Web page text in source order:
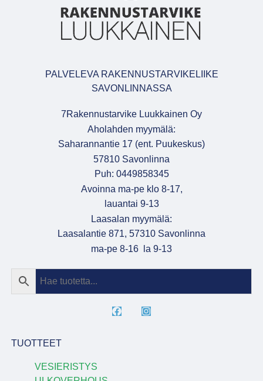
PALVELEVA RAKENNUSTARVIKELIIKE
SAVONLINNASSA
7Rakennustarvike Luukkainen Oy
Aholahden myymälä:
Saharannantie 17 (ent. Puukeskus)
57810 Savonlinna
Puh: 0449858345
Avoinna ma-pe klo 8-17,
lauantai 9-13
Laasalan myymälä:
Laasalantie 871, 57310 Savonlinna
ma-pe 8-16 la 9-13
TUOTTEET
VESIERISTYS